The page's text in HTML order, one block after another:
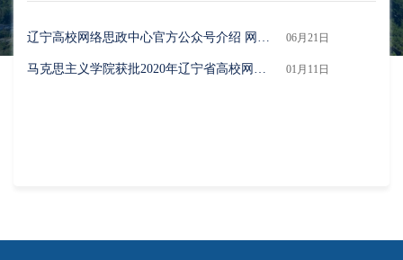
06月21日
辽宁高校网络思政中心官方公众号介绍 网络育人名师东北财经大学杨波工作室
01月11日
马克思主义学院获批2020年辽宁省高校网络育人名师工作室